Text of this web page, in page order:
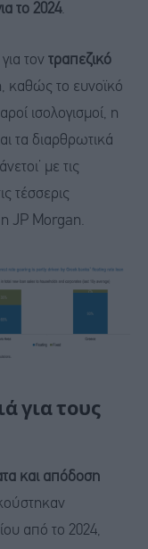
το 2024.
τον τραπεζικό
καθώς το ευνοϊκό
ισολογισμοί, η
τα διαρθρωτικά
με τις
τέσσερις
η JP Morgan.
για τους
και απόδοση
από το 2024,